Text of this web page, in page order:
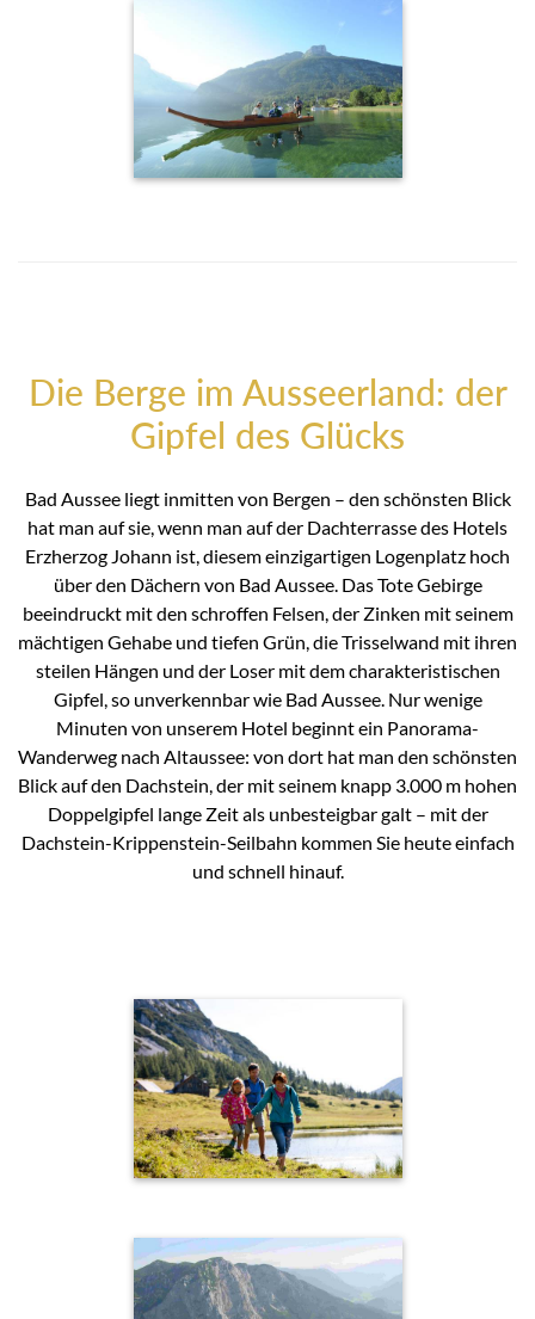
Die Berge im Ausseerland: der
Gipfel des Glücks
Bad Aussee liegt inmitten von Bergen – den schönsten Blick
hat man auf sie, wenn man auf der Dachterrasse des Hotels
Erzherzog Johann ist, diesem einzigartigen Logenplatz hoch
über den Dächern von Bad Aussee. Das Tote Gebirge
beeindruckt mit den schroffen Felsen, der Zinken mit seinem
mächtigen Gehabe und tiefen Grün, die Trisselwand mit ihren
steilen Hängen und der Loser mit dem charakteristischen
Gipfel, so unverkennbar wie Bad Aussee. Nur wenige
Minuten von unserem Hotel beginnt ein Panorama-
Wanderweg nach Altaussee: von dort hat man den schönsten
Blick auf den Dachstein, der mit seinem knapp 3.000 m hohen
Doppelgipfel lange Zeit als unbesteigbar galt – mit der
Dachstein-Krippenstein-Seilbahn kommen Sie heute einfach
und schnell hinauf.